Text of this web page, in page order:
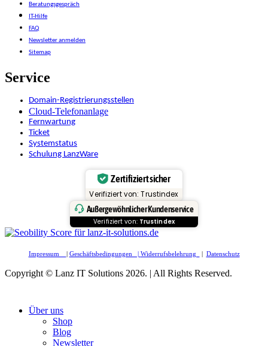
Beratungsgespräch
IT-Hilfe
FAQ
Newsletter anmelden
Sitemap
Service
Domain-Registrierungsstellen
Cloud-Telefonanlage
Fernwartung
Ticket
Systemstatus
Schulung LanzWare
Zertifiziert sicher
Verifiziert von: Trustindex
Außergewöhnlicher Kundenservice
Verifiziert von: Trustindex
Impressum Geschäftsbedingungen | Widerrufsbelehrung Datenschutz
Copyright © Lanz IT Solutions 2026. | All Rights Reserved.
Über uns
Shop
Blog
Newsletter